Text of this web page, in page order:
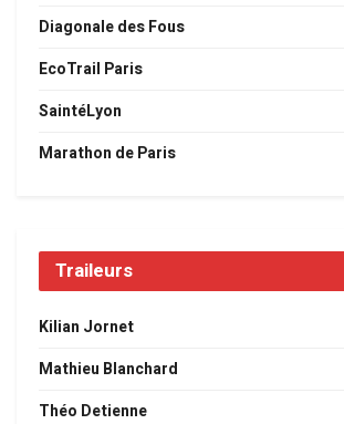
Diagonale des Fous
EcoTrail Paris
SaintéLyon
Marathon de Paris
Traileurs
Kilian Jornet
Mathieu Blanchard
Théo Detienne